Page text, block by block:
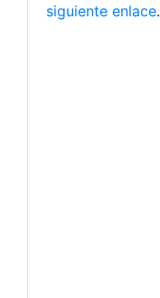
siguiente enlace.